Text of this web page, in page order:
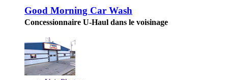
Good Morning Car Wash
Concessionnaire U-Haul dans le voisinage